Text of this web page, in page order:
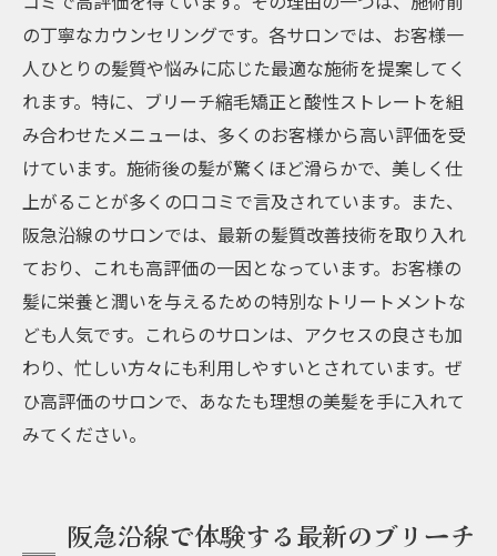
の丁寧なカウンセリングです。各サロンでは、お客様一
人ひとりの髪質や悩みに応じた最適な施術を提案してく
れます。特に、ブリーチ縮毛矯正と酸性ストレートを組
み合わせたメニューは、多くのお客様から高い評価を受
けています。施術後の髪が驚くほど滑らかで、美しく仕
上がることが多くの口コミで言及されています。また、
阪急沿線のサロンでは、最新の髪質改善技術を取り入れ
ており、これも高評価の一因となっています。お客様の
髪に栄養と潤いを与えるための特別なトリートメントな
ども人気です。これらのサロンは、アクセスの良さも加
わり、忙しい方々にも利用しやすいとされています。ぜ
ひ高評価のサロンで、あなたも理想の美髪を手に入れて
みてください。
阪急沿線で体験する最新のブリーチ